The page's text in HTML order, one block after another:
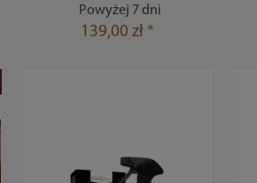
Powyżej 7 dni
139,00 zł *